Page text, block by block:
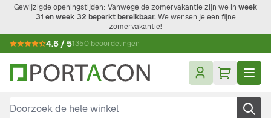
Ga naar de inhoud
Gewijzigde openingstijden: Vanwege de zomervakantie zijn we in week
31 en week 32 beperkt bereikbaar.We wensen je een fijne
zomervakantie!
4.6 / 51350 beoordelingen
Doorzoek de hele winkel